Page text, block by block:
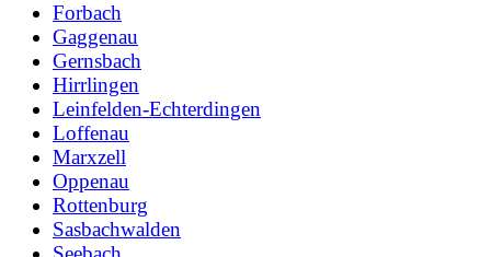
Forbach
Gaggenau
Gernsbach
Hirrlingen
Leinfelden-Echterdingen
Loffenau
Marxzell
Oppenau
Rottenburg
Sasbachwalden